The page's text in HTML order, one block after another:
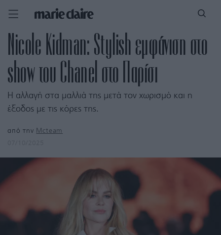
Nicole Kidman: Stylish εμφάνιση στο
show του Chanel στο Παρίσι
H αλλαγή στα μαλλιά της μετά τον χωρισμό και η
έξοδος με τις κόρες της.
από την Mcteam